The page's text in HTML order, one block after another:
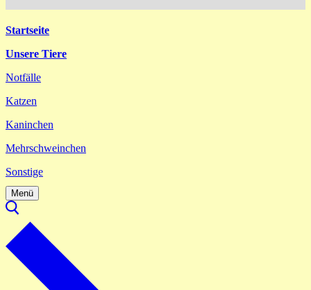
Startseite
Unsere Tiere
Notfälle
Katzen
Kaninchen
Mehrschweinchen
Sonstige
Menü